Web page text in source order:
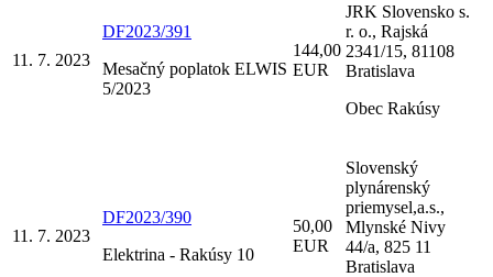
11. 7. 2023
DF2023/391
Mesačný poplatok ELWIS
5/2023
144,00
EUR
JRK Slovensko s.
r. o., Rajská
2341/15, 81108
Bratislava
Obec Rakúsy
11. 7. 2023
DF2023/390
Elektrina - Rakúsy 10
50,00
EUR
Slovenský
plynárenský
priemysel,a.s.,
Mlynské Nivy
44/a, 825 11
Bratislava